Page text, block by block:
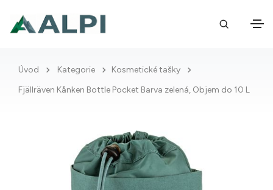
Úvod Kategorie
Kosmetické tašky
Fjällräven Kånken Bottle Pocket Barva zelená, Objem do 10 L